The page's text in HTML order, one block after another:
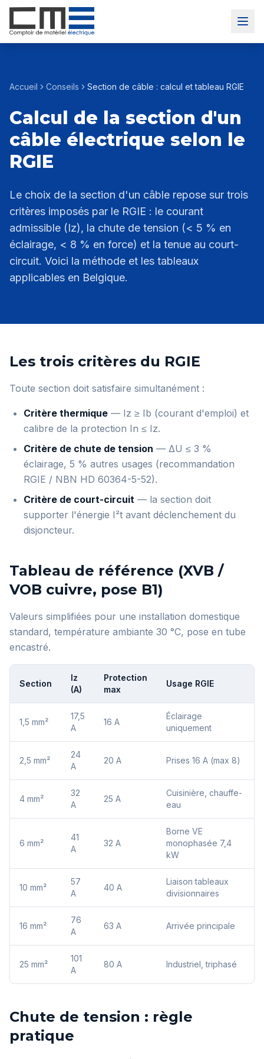
Accueil Conseils Section de câble : calcul et tableau RGIE
Calcul de la section d'un
câble électrique selon le
RGIE
Le choix de la section d'un câble repose sur trois
critères imposés par le RGIE : le courant
admissible (Iz), la chute de tension (< 5 % en
éclairage, < 8 % en force) et la tenue au court-
circuit. Voici la méthode et les tableaux
applicables en Belgique.
Les trois critères du RGIE
Toute section doit satisfaire simultanément :
Critère thermique — Iz ≥ Ib (courant d'emploi) et
calibre de la protection In ≤ Iz.
Critère de chute de tension — ΔU ≤ 3 %
éclairage, 5 % autres usages (recommandation
RGIE / NBN HD 60364-5-52).
Critère de court-circuit — la section doit
supporter l'énergie I²t avant déclenchement du
disjoncteur.
Tableau de référence (XVB /
VOB cuivre, pose B1)
Valeurs simplifiées pour une installation domestique
standard, température ambiante 30 °C, pose en tube
encastré.
Section
Iz
(A)
Protection
max
Usage RGIE
1,5 mm²
17,5
A
16 A
Éclairage
uniquement
2,5 mm²
24
A
20 A Prises 16 A (max 8)
4 mm²
32
A
25 A
Cuisinière, chauffe-
eau
6 mm²
41
A
32 A
Borne VE
monophasée 7,4
kW
10 mm²
57
A
40 A
Liaison tableaux
divisionnaires
16 mm²
76
A
63 A Arrivée principale
25 mm²
101
A
80 A Industriel, triphasé
Chute de tension : règle
pratique